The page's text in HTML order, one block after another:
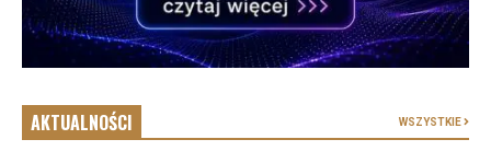
AKTUALNOŚCI WSZYSTKIE